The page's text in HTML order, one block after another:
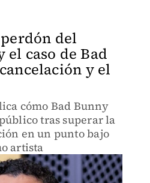
del
caso de Bad
y el
cómo Bad Bunny
tras superar la
en un punto bajo
artista